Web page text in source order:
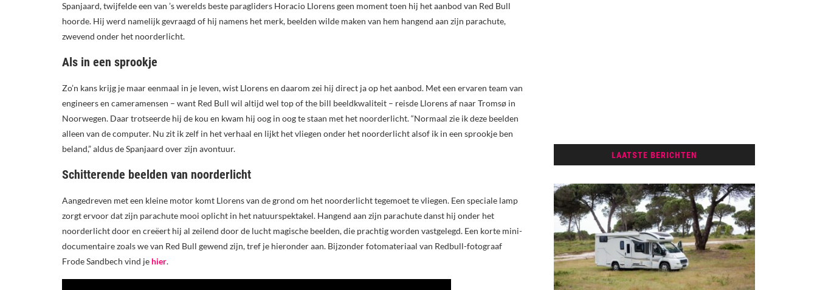
Spanjaard, twijfelde een van ’s werelds beste paragliders Horacio Llorens geen moment toen hij het aanbod van Red Bull
hoorde. Hij werd namelijk gevraagd of hij namens het merk, beelden wilde maken van hem hangend aan zijn parachute,
zwevend onder het noorderlicht.
Als in een sprookje
Zo’n kans krijg je maar eenmaal in je leven, wist Llorens en daarom zei hij direct ja op het aanbod. Met een ervaren team van
engineers en cameramensen – want Red Bull wil altijd wel top of the bill beeldkwaliteit – reisde Llorens af naar Tromsø in
Noorwegen. Daar trotseerde hij de kou en kwam hij oog in oog te staan met het noorderlicht. “Normaal zie ik deze beelden
alleen van de computer. Nu zit ik zelf in het verhaal en lijkt het vliegen onder het noorderlicht alsof ik in een sprookje ben
beland,” aldus de Spanjaard over zijn avontuur.
Schitterende beelden van noorderlicht
Aangedreven met een kleine motor komt Llorens van de grond om het noorderlicht tegemoet te vliegen. Een speciale lamp
zorgt ervoor dat zijn parachute mooi oplicht in het natuurspektakel. Hangend aan zijn parachute danst hij onder het
noorderlicht door en creëert hij al zeilend door de lucht magische beelden, die prachtig worden vastgelegd. Een korte mini-
documentaire zoals we van Red Bull gewend zijn, tref je hieronder aan. Bijzonder fotomateriaal van Redbull-fotograaf
Frode Sandbech vind je hier.
LAATSTE BERICHTEN